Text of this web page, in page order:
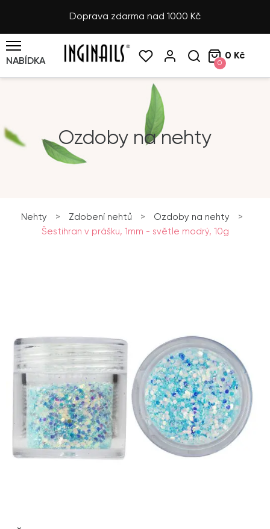
Doprava zdarma nad 1000 Kč
NABÍDKA 0
0 Kč
Ozdoby na nehty
Nehty > Zdobení nehtů > Ozdoby na nehty
>
Šestihran v prášku, 1mm - světle modrý, 10g